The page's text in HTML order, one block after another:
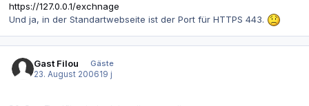
https://127.0.0.1/exchnage
Und ja, in der Standartwebseite ist der Port für HTTPS 443.
Gast Filou
Gäste
23. August 200619 j